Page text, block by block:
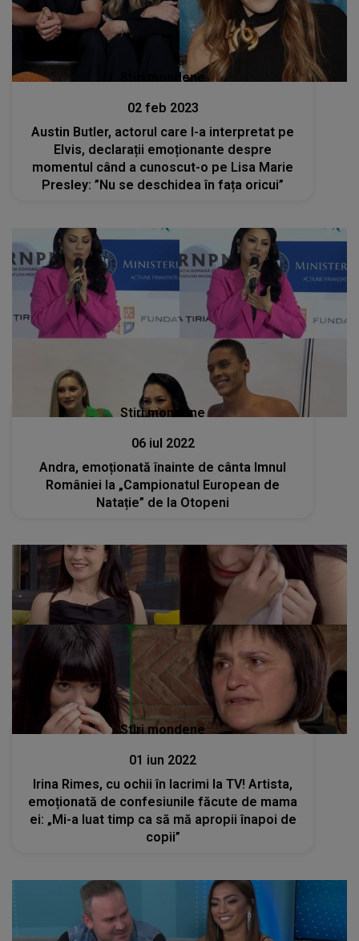
Stiri mondene
02 feb 2023
Austin Butler, actorul care l-a interpretat pe
Elvis, declarații emoționante despre
momentul când a cunoscut-o pe Lisa Marie
Presley: ”Nu se deschidea în fața oricui”
Stiri mondene
06 iul 2022
Andra, emoționată înainte de cânta Imnul
României la „Campionatul European de
Natație” de la Otopeni
Stiri mondene
01 iun 2022
Irina Rimes, cu ochii în lacrimi la TV! Artista,
emoționată de confesiunile făcute de mama
ei: „Mi-a luat timp ca să mă apropii înapoi de
copii”